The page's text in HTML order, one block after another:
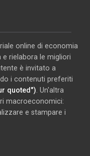
online di economia
rielabora le migliori
è invitato a
i contenuti preferiti
quoted") . Un'altra
macroeconomici:
e stampare i